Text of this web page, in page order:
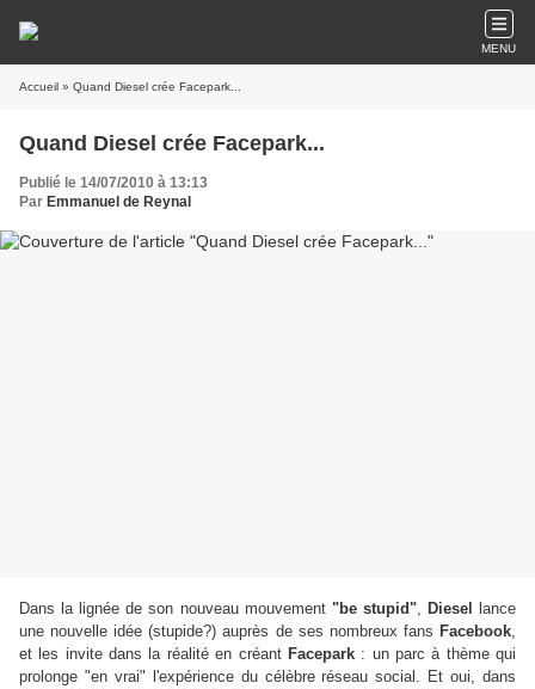
MENU
Accueil » Quand Diesel crée Facepark...
Quand Diesel crée Facepark...
Publié le 14/07/2010 à 13:13
Par Emmanuel de Reynal
Dans la lignée de son nouveau mouvement "be stupid", Diesel
lance
une nouvelle idée (stupide?) auprès de ses nombreux fans Facebook,
et les invite dans la réalité en créant Facepark: un parc à thème qui
prolonge "en vrai" l'expérience du célèbre réseau social . Et oui, dans